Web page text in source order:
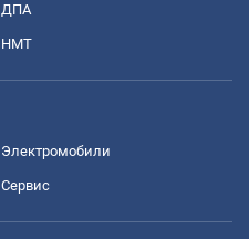
ДПА
НМТ
Электромобили
Сервис